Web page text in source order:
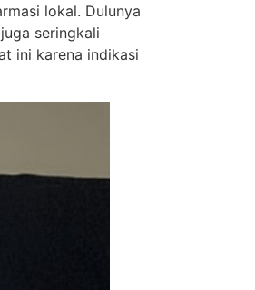
lokal. Dulunya
seringkali
ini karena indikasi